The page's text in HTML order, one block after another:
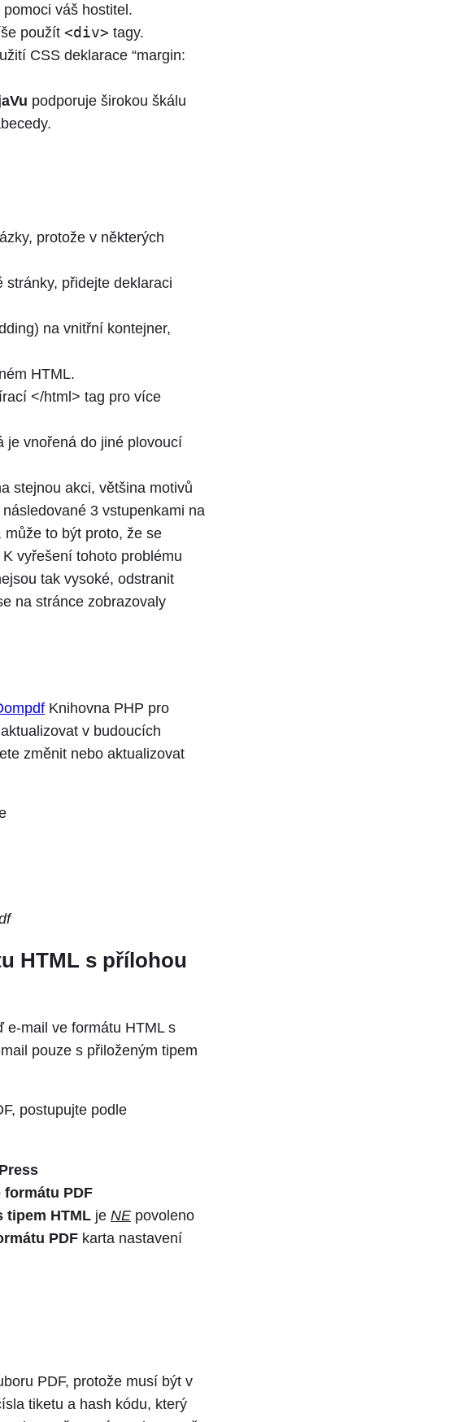
váš hostitel.
použít <div> tagy.
CSS deklarace “margin:
podporuje širokou škálu
protože v některých
přidejte deklaraci
na vnitřní kontejner,
HTML.
</html> tag pro více
je vnořená do jiné plovoucí
stejnou akci, většina motivů
3 vstupenkami na
to být proto, že se
vyřešení tohoto problému
tak vysoké, odstranit
na stránce zobrazovaly
Knihovna PHP pro
v budoucích
změnit nebo aktualizovat
HTML s přílohou
e-mail ve formátu HTML s
pouze s přiloženým tipem
postupujte podle
PDF
tipem HTML je NE povoleno
PDF karta nastavení
PDF, protože musí být v
tiketu a hash kódu, který